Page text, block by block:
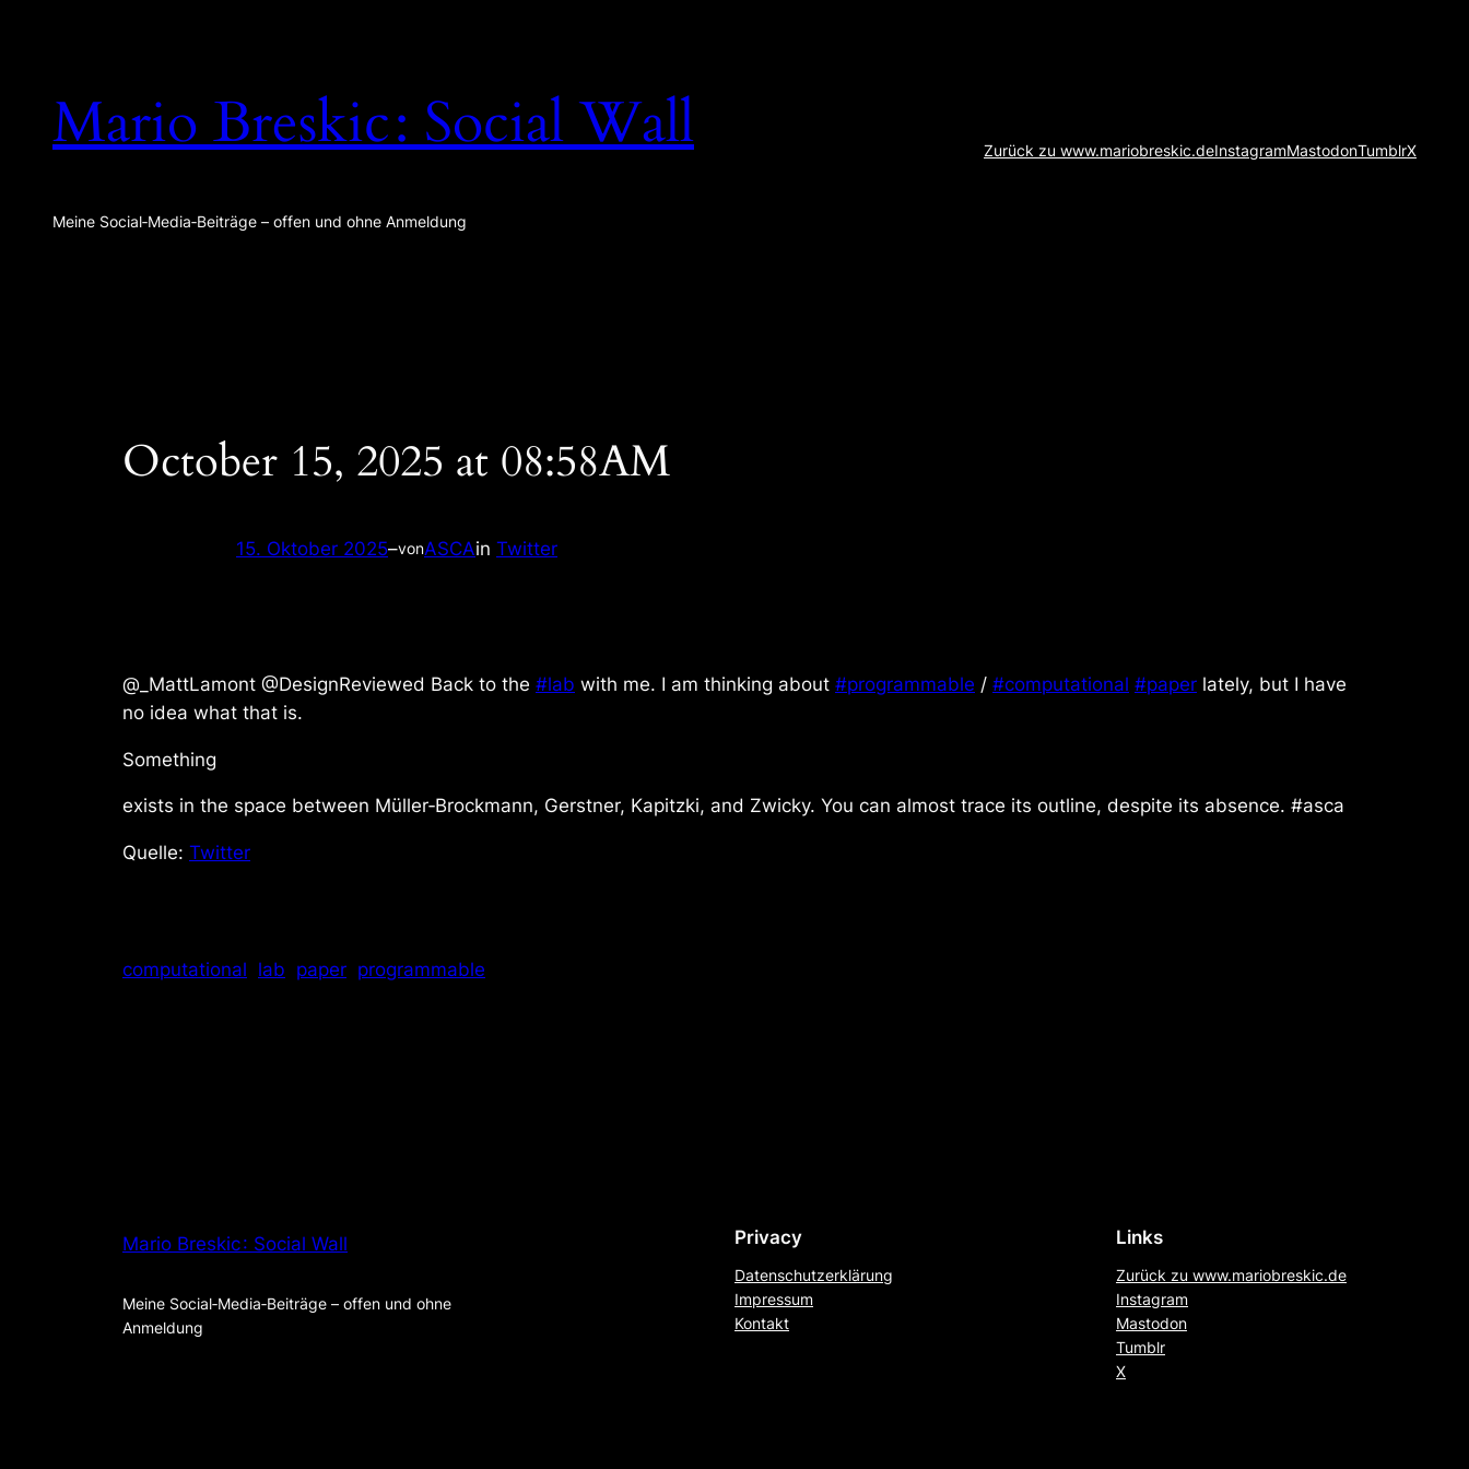
Mario Breskic : Social Wall
Meine Social‑Media‑Beiträge – offen und ohne Anmeldung
Zurück zu www.mariobreskic.deInstagramMastodonTumblrX
October 15, 2025 at 08:58AM
15. Oktober 2025–vonASCAin Twitter
@_MattLamont @DesignReviewed Back to the #lab with me. I am thinking about #programmable / #computational #paper lately, but I have
no idea what that is.
Something
exists in the space between Müller‑Brockmann, Gerstner, Kapitzki, and Zwicky. You can almost trace its outline, despite its absence. #asca
Quelle: Twitter
computational lab paper programmable
Mario Breskic : Social Wall
Meine Social‑Media‑Beiträge – offen und ohne
Anmeldung
Privacy
Datenschutzerklärung
Impressum
Kontakt
Links
Zurück zu www.mariobreskic.de
Instagram
Mastodon
Tumblr
X